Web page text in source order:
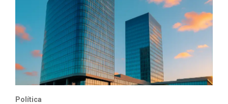
Política